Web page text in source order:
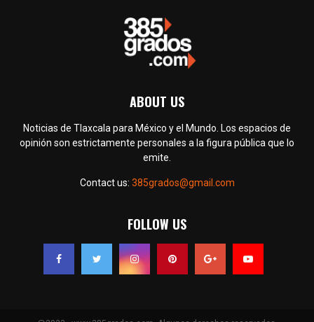
ABOUT US
Noticias de Tlaxcala para México y el Mundo. Los espacios de
opinión son estrictamente personales a la figura pública que lo
emite.
Contact us: 385grados@gmail.com
FOLLOW US